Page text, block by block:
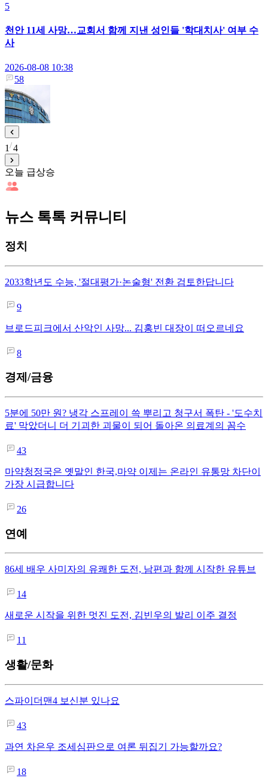
5
천안 11세 사망…교회서 함께 지낸 성인들 '학대치사' 여부 수
사
2026-08-08 10:38
58
1 4
오늘 급상승
뉴스 톡톡 커뮤니티
정치
2033학년도 수능, '절대평가·논술형' 전환 검토한답니다
9
브로드피크에서 산악인 사망... 김홍빈 대장이 떠오르네요
8
경제/금융
5분에 50만 원? 냉각 스프레이 쓱 뿌리고 청구서 폭탄 - '도수치
료' 막았더니 더 기괴한 괴물이 되어 돌아온 의료계의 꼼수
43
마약청정국은 옛말인 한국,마약 이제는 온라인 유통망 차단이
가장 시급합니다
26
연예
86세 배우 사미자의 유쾌한 도전, 남편과 함께 시작한 유튜브
14
새로운 시작을 위한 멋진 도전, 김빈우의 발리 이주 결정
11
생활/문화
스파이더맨4 보신분 있나요
43
과연 차은우 조세심판으로 여론 뒤집기 가능할까요?
18